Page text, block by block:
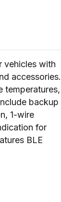
vehicles with
accessories.
temperatures,
backup
1-wire
for
BLE